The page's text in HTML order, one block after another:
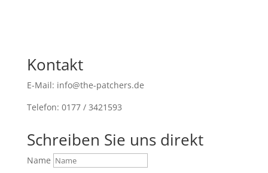
Kontakt
E-Mail: info@the-patchers.de
Telefon: 0177 / 3421593
Schreiben Sie uns direkt
Name